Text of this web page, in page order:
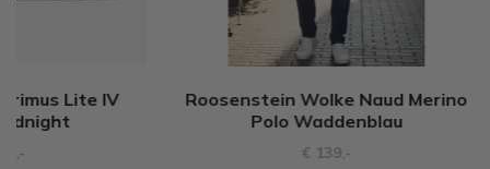
Saint James Meridame
Bay Road